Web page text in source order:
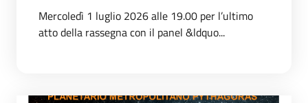
Mercoledì 1 luglio 2026 alle 19.00 per l’ultimo
atto della rassegna con il panel &ldquo...